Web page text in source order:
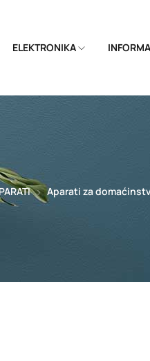
ELEKTRONIKA
Aparati za